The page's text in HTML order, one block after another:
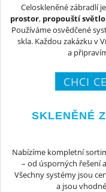
Celoskleněné zábradlí
prostor, propouští světlo
Používáme osvědčené
skla. Každou zakázku v
a
CHCI
SKLENĚNÉ
Nabízíme kompletní
– od úsporných řešení
Všechny systémy jsou
a jsou